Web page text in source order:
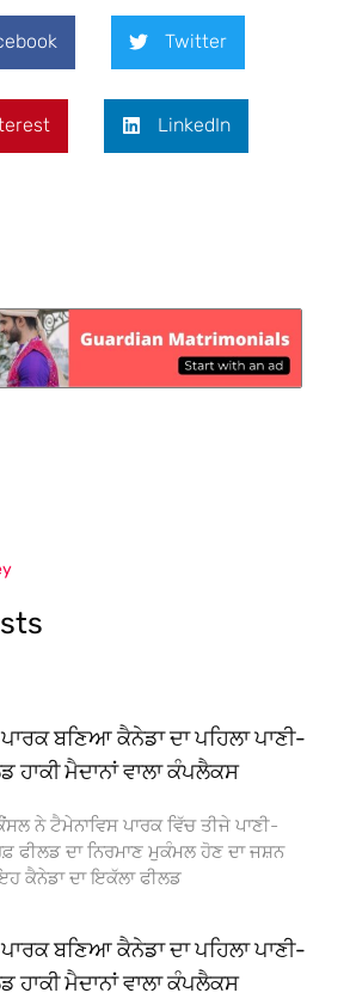
Twitter
LinkedIn
ਬਣਿਆ ਕੈਨੇਡਾ ਦਾ ਪਹਿਲਾ ਪਾਣੀ-
ਹਾਕੀ ਮੈਦਾਨਾਂ ਵਾਲਾ ਕੰਪਲੈਕਸ
ਨੇ ਟੈਮੇਨਾਵਿਸ ਪਾਰਕ ਵਿੱਚ ਤੀਜੇ ਪਾਣੀ-
ਫੀਲਡ ਦਾ ਨਿਰਮਾਣ ਮੁਕੰਮਲ ਹੋਣ ਦਾ ਜਸ਼ਨ
ਕੈਨੇਡਾ ਦਾ ਇਕੱਲਾ ਫੀਲਡ
ਬਣਿਆ ਕੈਨੇਡਾ ਦਾ ਪਹਿਲਾ ਪਾਣੀ-
ਹਾਕੀ ਮੈਦਾਨਾਂ ਵਾਲਾ ਕੰਪਲੈਕਸ